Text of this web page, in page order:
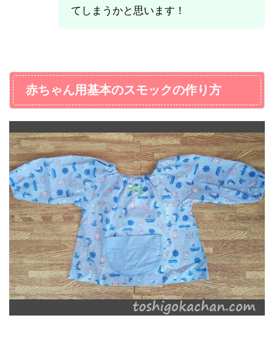
てしまうかと思います！
赤ちゃん用基本のスモックの作り方